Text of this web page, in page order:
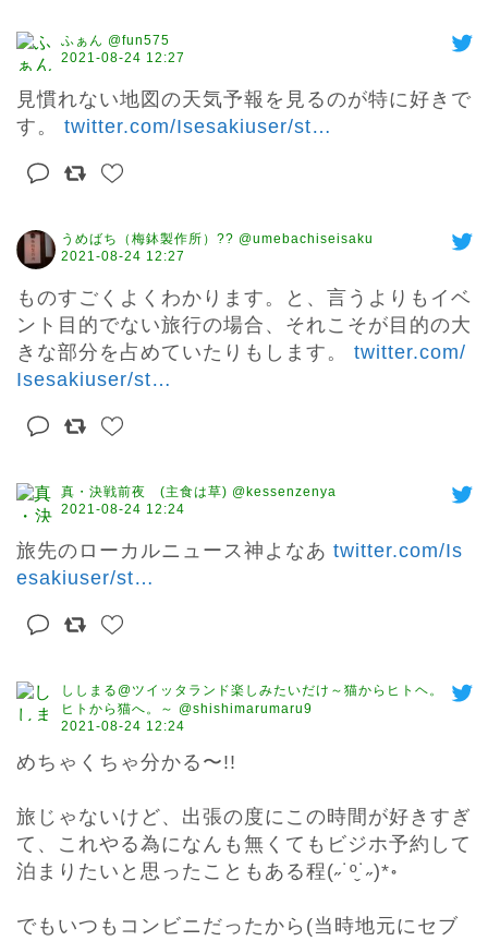
ふぁん @fun575
2021-08-24 12:27
見慣れない地図の天気予報を見るのが特に好きで
す。 twitter.com/Isesakiuser/st…
うめばち（梅鉢製作所）?? @umebachiseisaku
2021-08-24 12:27
ものすごくよくわかります。と、言うよりもイベ
ント目的でない旅行の場合、それこそが目的の大
きな部分を占めていたりもします。 twitter.com/
Isesakiuser/st…
真・決戦前夜 (主食は草) @kessenzenya
2021-08-24 12:24
旅先のローカルニュース神よなあ twitter.com/Is
esakiuser/st…
ししまる@ツイッタランド楽しみたいだけ～猫からヒトヘ。
ヒトから猫へ。～ @shishimarumaru9
2021-08-24 12:24
めちゃくちゃ分かる〜!!
旅じゃないけど、出張の度にこの時間が好きすぎ
て、これやる為になんも無くてもビジホ予約して
泊まりたいと思ったこともある程(˶˙º̬˙˶)*॰
でもいつもコンビニだったから(当時地元にセブ